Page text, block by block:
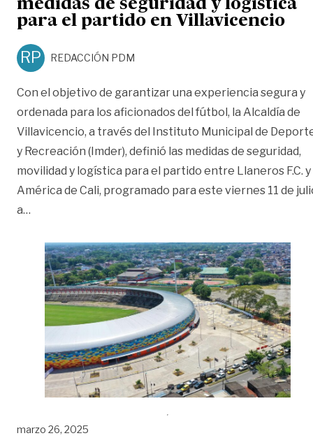
medidas de seguridad y logística
para el partido en Villavicencio
RP REDACCIÓN PDM
Con el objetivo de garantizar una experiencia segura y
ordenada para los aficionados del fútbol, la Alcaldía de
Villavicencio, a través del Instituto Municipal de
y Recreación (Imder), definió las medidas de seguridad,
movilidad y logística para el partido entre Llaneros F.C. y
América de Cali, programado para este viernes 11 de
a…
marzo 26, 2025